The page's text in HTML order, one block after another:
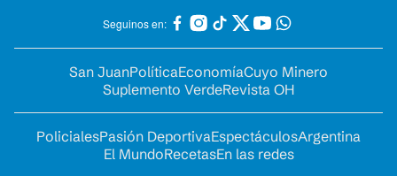
Seguinos en:
San JuanPolíticaEconomíaCuyo Minero
Suplemento VerdeRevista OH
PolicialesPasión DeportivaEspectáculosArgentina
El MundoRecetasEn las redes